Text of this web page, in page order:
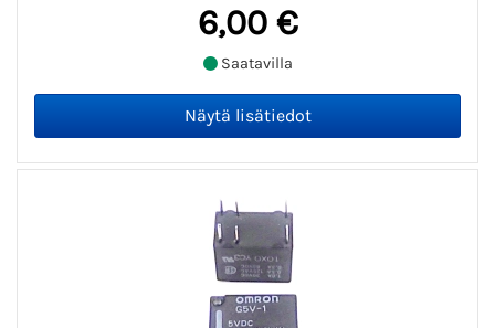
6,00 €
Saatavilla